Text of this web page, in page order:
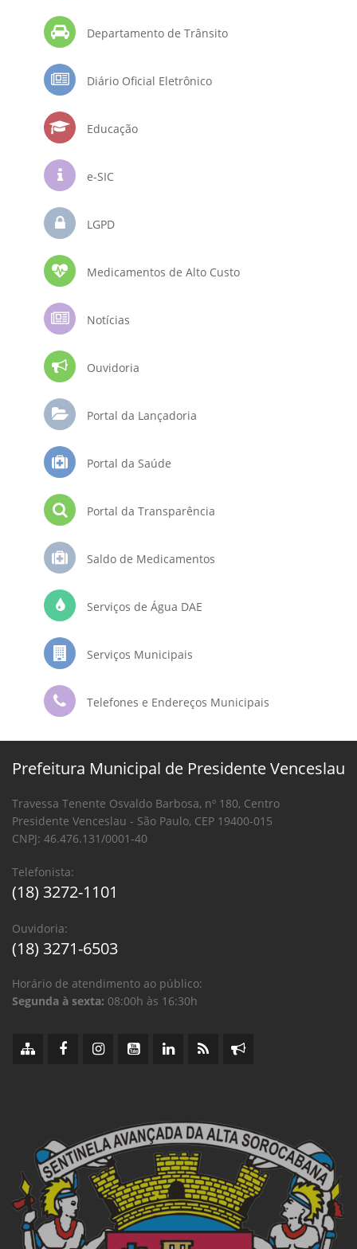
Departamento de Trânsito
Diário Oficial Eletrônico
Educação
e-SIC
LGPD
Medicamentos de Alto Custo
Notícias
Ouvidoria
Portal da Lançadoria
Portal da Saúde
Portal da Transparência
Saldo de Medicamentos
Serviços de Água DAE
Serviços Municipais
Telefones e Endereços Municipais
Prefeitura Municipal de Presidente Venceslau
Travessa Tenente Osvaldo Barbosa, nº 180, Centro
Presidente Venceslau - São Paulo, CEP 19400-015
CNPJ: 46.476.131/0001-40
Telefonista:
(18) 3272-1101
Ouvidoria:
(18) 3271-6503
Horário de atendimento ao público:
Segunda à sexta: 08:00h às 16:30h